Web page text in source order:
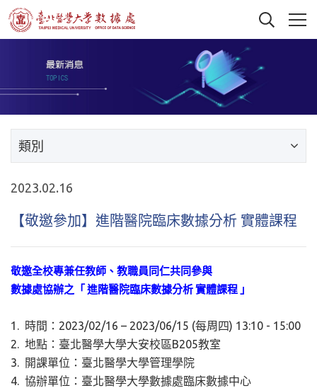
類別
2023.02.16
【敬邀參加】進階醫院臨床數據分析 實體課程
敬邀全校專兼任教師、教職員同仁共同參與
數據處協辦之「 進階醫院臨床數據分析實體課程 」
1. 時間：2023/02/16 – 2023/06/15 (每周四) 13:10 - 15:00
2. 地點：臺北醫學大學大安校區B205教室
3. 開課單位：臺北醫學大學管理學院
4. 協辦單位：臺北醫學大學數據處臨床數據中心